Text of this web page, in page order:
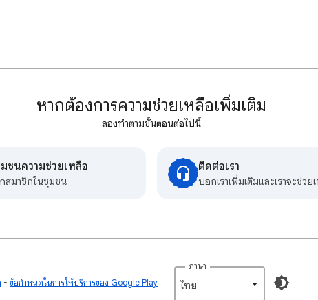
หากต้องการความช่วยเหลือเพิ่มเติม
ลองทำตามขั้นตอนต่อไปนี้
ชนความช่วยเหลือ
สมาชิกในชุมชน
ติดต่อเรา
บอกเราเพิ่มเติมและเราจะช่ว
ข้อกำหนดในการให้บริการของ Google Play
ภาษา
ไทย‎